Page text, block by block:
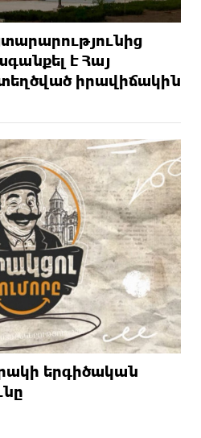
է Հայ
իրավիճակին
երգիծական